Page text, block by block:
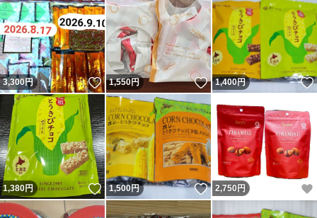
3,300円 いいね！
1,550円 いいね！
1,400円
1,380円 いいね！
1,500円 いいね！
2,750 円